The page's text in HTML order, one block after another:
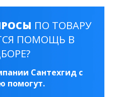
ПО ТОВАРУ
ПОМОЩЬ В
Сантехгид с
помогут.